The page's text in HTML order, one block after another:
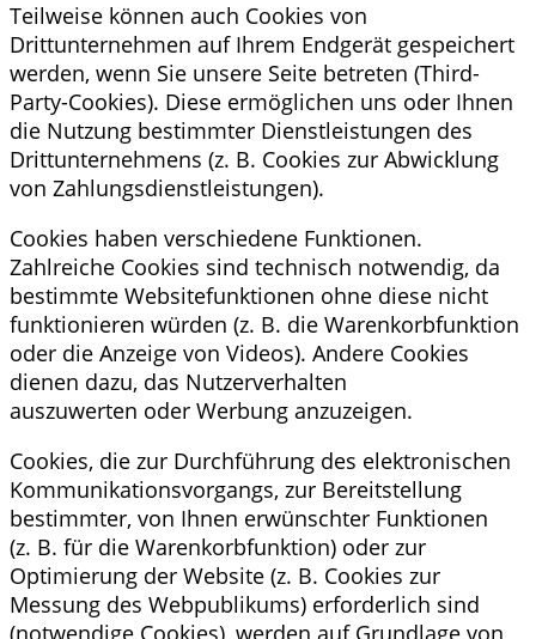
Teilweise können auch Cookies von
Drittunternehmen auf Ihrem Endgerät gespeichert
werden, wenn Sie unsere Seite betreten (Third-
Party-Cookies). Diese ermöglichen uns oder Ihnen
die Nutzung bestimmter Dienstleistungen des
Drittunternehmens (z. B. Cookies zur Abwicklung
von Zahlungsdienstleistungen).
Cookies haben verschiedene Funktionen.
Zahlreiche Cookies sind technisch notwendig, da
bestimmte Websitefunktionen ohne diese nicht
funktionieren würden (z. B. die Warenkorbfunktion
oder die Anzeige von Videos). Andere Cookies
dienen dazu, das Nutzerverhalten
auszuwerten oder Werbung anzuzeigen.
Cookies, die zur Durchführung des elektronischen
Kommunikationsvorgangs, zur Bereitstellung
bestimmter, von Ihnen erwünschter Funktionen
(z. B. für die Warenkorbfunktion) oder zur
Optimierung der Website (z. B. Cookies zur
Messung des Webpublikums) erforderlich sind